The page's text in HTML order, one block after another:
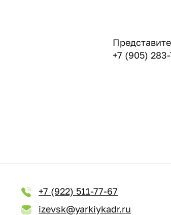
+7 (905)
+7 (922) 511-77-67
izevsk@yarkiykadr.ru